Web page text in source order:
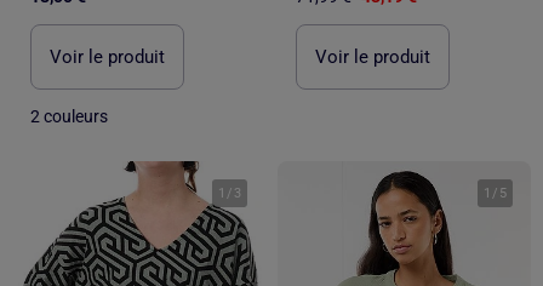
Voir le produit
2 couleurs
Voir le produit
1 / 3 1 / 5